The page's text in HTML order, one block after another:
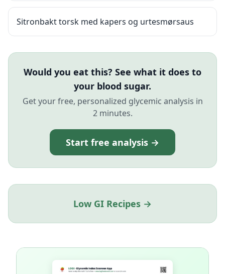
Sitronbakt torsk med kapers og urtesmørsaus
Would you eat this? See what it does to
your blood sugar.
Get your free, personalized glycemic analysis in
2 minutes.
Start free analysis →
Low GI Recipes →